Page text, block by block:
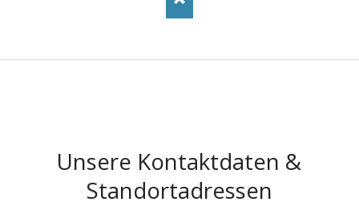
Unsere Kontaktdaten &
Standortadressen